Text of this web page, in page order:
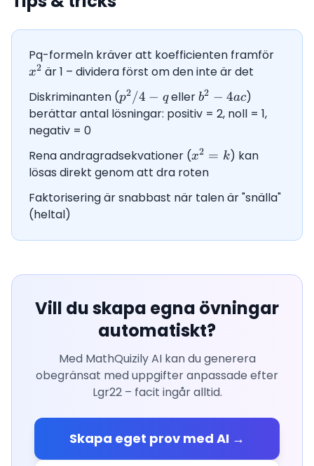
Pq-formeln kräver att koefficienten framför
x2 är 1 – dividera först om den inte är det
Diskriminanten (p^2/4
- q
p2/4 − qellerb^2
-
b2 − 4ac)
berättar antal lösningar: positiv = 2, noll = 1,
negativ = 0
Rena andragradsekvationer (x^2
= k
x2 = k) kan
lösas direkt genom att dra roten
Faktorisering är snabbast när talen är "snälla"
(heltal)
Vill du skapa egna övningar
automatiskt?
Med MathQuizily AI kan du generera
obegränsat med uppgifter anpassade efter
Lgr22 – facit ingår alltid.
Skapa eget prov med AI →